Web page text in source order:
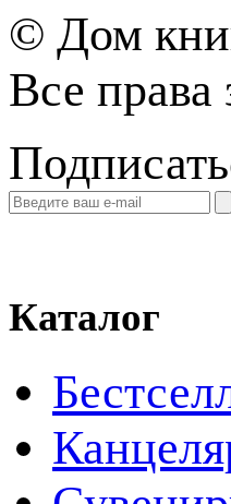
© Дом
Все
Каталог